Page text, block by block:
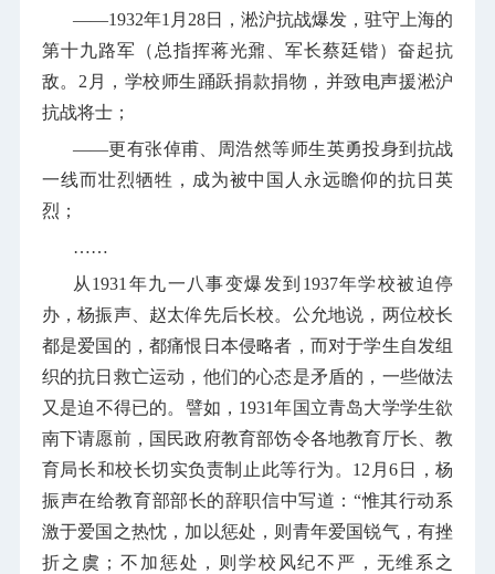
——1932年1月 28日，淞沪抗战爆发，驻守上海的
第十九路军（总指挥蒋光鼐、军长蔡廷锴）奋起抗
敌。2月，学校师生踊跃捐款捐物，并致电声援淞沪
抗战将士；
——更有张倬甫、周浩然等师生英勇投身到抗战
一线而壮烈牺牲，成为被中国人永远瞻仰的抗日英
烈；
……
从1931年九一八事变爆发到 1937年学校被迫停
办，杨振声、赵太侔先后长校。公允地说，两位校长
都是爱国的，都痛恨日本侵略者，而对于学生自发组
织的抗日救亡运动，他们的心态是矛盾的，一些做法
又是迫不得已的。譬如， 1931年国立青岛大学学生欲
南下请愿前，国民政府教育部饬令各地教育厅长、教
育局长和校长切实负责制止此等行为。 12月6 日，杨
振声在给教育部部长的辞职信中写道：“惟其行动系
激于爱国之热忱，加以惩处，则青年爱国锐气，有挫
折之虞；不加惩处，则学校风纪不严，无维系之